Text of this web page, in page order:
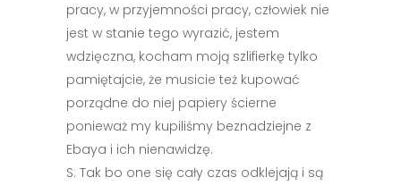
pracy, w przyjemności pracy, człowiek nie
jest w stanie tego wyrazić, jestem
wdzięczna, kocham moją szlifierkę tylko
pamiętajcie, że musicie też kupować
porządne do niej papiery ścierne
ponieważ my kupiliśmy beznadziejne z
Ebaya i ich nienawidzę.
S: Tak bo one się cały czas odklejają i są